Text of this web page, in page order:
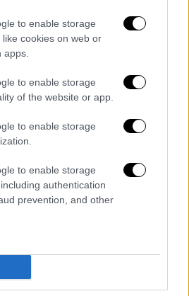
to enable storage
cookies on web or
to enable storage
of the website or app.
to enable storage
to enable storage
authentication
prevention, and other
υπεύθυνη για τον
-την τεχνική
καρδιάς της Τζωρτζίνας
λειτουργούσε. Με βάση
αποτελέσματαπου
μητέρα, εκείνη την
Τζωρτζίνα είναι καλά
μεκανονικούς
και συγκεκριμένα
η Πισπιρίγκου βγαίνει
την κρίση που τελικά
θάνατο.